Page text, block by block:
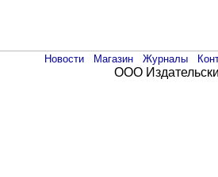
Новости Магазин Журналы
ООО